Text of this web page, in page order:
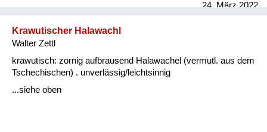
24. März 2022
Krawutischer Halawachl
Walter Zettl
krawutisch: zornig aufbrausend Halawachel (vermutl. aus dem
Tschechischen) . unverlässig/leichtsinnig
...siehe oben